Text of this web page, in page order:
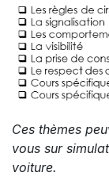
Ces thèmes
vous sur
voiture.